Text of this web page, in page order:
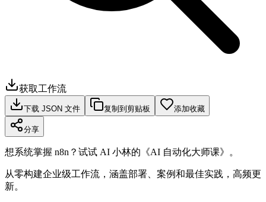
获取工作流
下载 JSON 文件 复制到剪贴板 添加收藏
分享
想系统掌握 n8n？试试 AI 小林的《AI 自动化大师课》。
从零构建企业级工作流，涵盖部署、案例和最佳实践，高频更
新。